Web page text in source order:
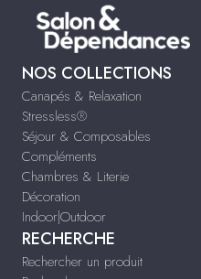
NOS COLLECTIONS
Canapés & Relaxation
Stressless®
Séjour & Composables
Compléments
Chambres & Literie
Décoration
Indoor|Outdoor
RECHERCHE
Rechercher un produit